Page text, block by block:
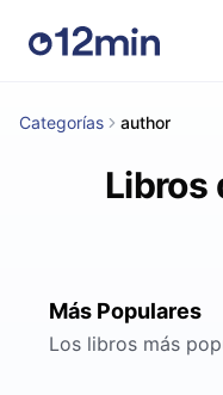
Categorías author
Libros
Más Populares
Los libros más